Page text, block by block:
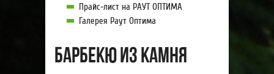
Прайс-лист на РАУТ ОПТИМА
Галерея Раут Оптима
Барбекю из камня